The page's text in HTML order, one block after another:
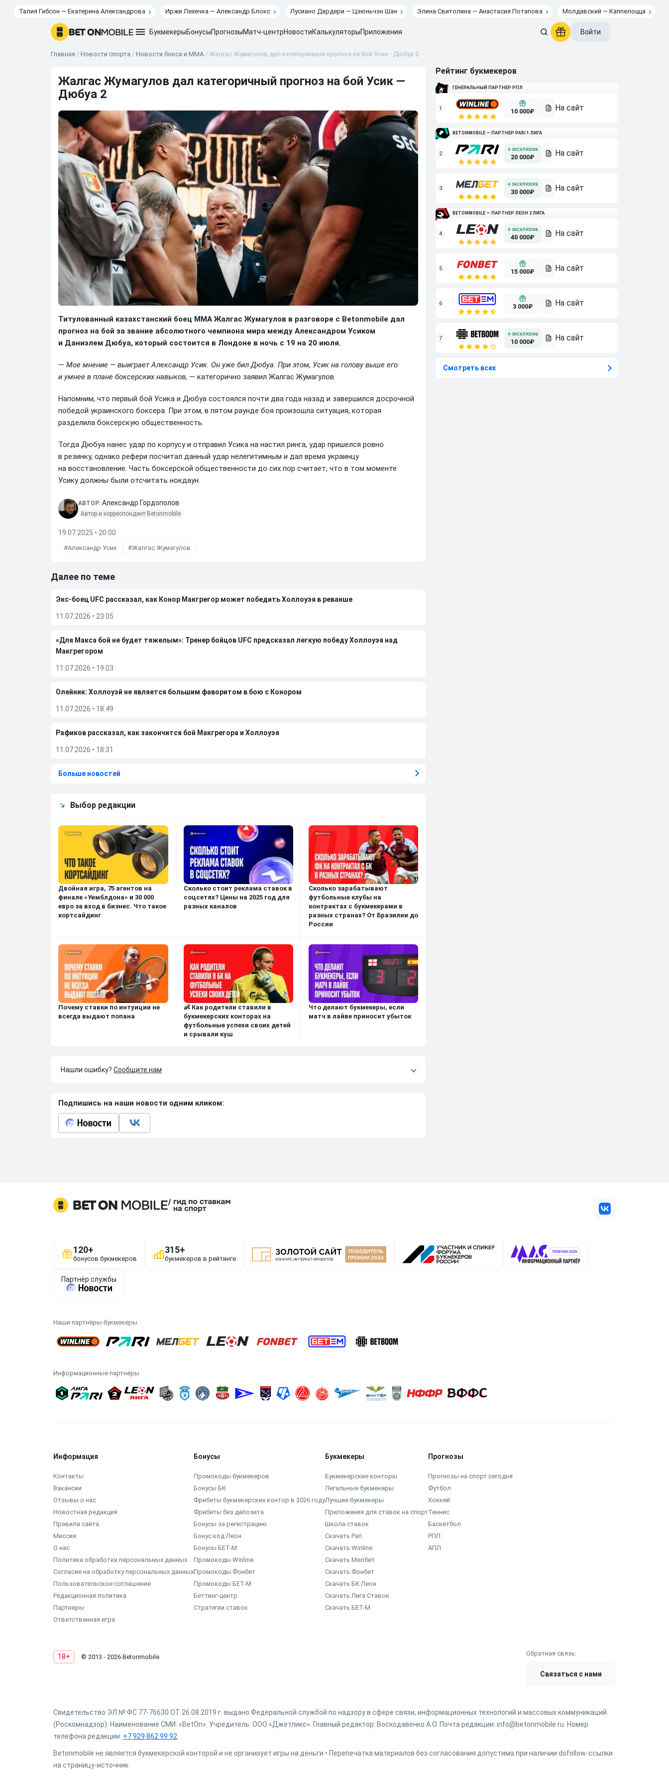
Талия Гибсон — Екатерина Александрова Иржи Лехечка — Александр Блокс Лусиано Дардери — Цзюньчэн Шан Элина Свитолина — Анастасия Потапова Молдавский — Каппелоцца
БукмекерыБонусыПрогнозыМатч-центрНовостиКалькуляторыПриложения Войти
Главная / Новости спорта / Новости бокса и ММА / Жалгас Жумагулов дал категоричный прогноз на бой Усик - Дюбуа 2
Жалгас Жумагулов дал категоричный прогноз на бой Усик —
Дюбуа 2
Титулованный казахстанский боец ММА Жалгас Жумагулов в разговоре с Betonmobile дал
прогноз на бой за звание абсолютного чемпиона мира между Александром Усиком
и Даниэлем Дюбуа, который состоится в Лондоне в ночь с 19 на 20 июля.
— Мое мнение — выиграет Александр Усик. Он уже бил Дюбуа. При этом, Усик на голову выше его
и умнее в плане боксерских навыков, — категорично заявил Жалгас Жумагулов.
Напомним, что первый бой Усика и Дюбуа состоялся почти два года назад и завершился досрочной
победой украинского боксера. При этом, в пятом раунде боя произошла ситуация, которая
разделила боксерскую общественность.
Тогда Дюбуа нанес удар по корпусу и отправил Усика на настил ринга, удар пришелся ровно
в резинку, однако рефери посчитал данный удар нелегитимным и дал время украинцу
на восстановление. Часть боксерской общественности до сих пор считает, что в том моменте
Усику должны были отсчитать нокдаун.
АВТОР: Александр Гордополов
Автор и корреспондент Betonmobile
19.07.2025 • 20:00
Александр Усик Жалгас Жумагулов
Далее по теме
Экс-боец UFC рассказал, как Конор Макгрегор может победить Холлоуэя в реванше
11.07.2026 • 23:05
«Для Макса бой не будет тяжелым»: Тренер бойцов UFC предсказал легкую победу Холлоуэя над
Макгрегором
11.07.2026 • 19:03
Олейник: Холлоуэй не является большим фаворитом в бою с Конором
11.07.2026 • 18:49
Рафиков рассказал, как закончится бой Макгрегора и Холлоуэя
11.07.2026 • 18:31
Больше новостей
Выбор редакции
Двойная игра, 75 агентов на
финале «Уимблдона» и 30 000
евро за вход в бизнес. Что такое
кортсайдинг
Сколько стоит реклама ставок в
соцсетях? Цены на 2025 год для
разных каналов
Сколько зарабатывают
футбольные клубы на
контрактах с букмекерами в
разных странах? От Бразилии до
России
Почему ставки по интуиции не
всегда выдают попана
👶 Как родители ставили в
букмекерских конторах на
футбольные успехи своих детей
и срывали куш
Что делают букмекеры, если
матч в лайве приносит убыток
Нашли ошибку? Сообщите нам
Подпишись на наши новости одним кликом:
Рейтинг букмекеров
ГЕНЕРАЛЬНЫЙ ПАРТНЕР РПЛ
1 10 000₽
BETONMOBILE — ПАРТНЕР PARI 1 ЛИГА
2 20 000₽
3 30 000₽
BETONMOBILE — ПАРТНЕР ЛЕОН 2 ЛИГА
4 40 000₽
5 15 000₽
6 3 000₽
7 10 000₽
Смотреть всех
Наши партнёры-букмекеры
Информационные партнёры
Информация
Контакты
Вакансии
Отзывы о нас
Новостная редакция
Правила сайта
Миссия
О нас
Политика обработки персональных данных
Согласие на обработку персональных данных
Пользовательское соглашение
Редакционная политика
Партнеры
Ответственная игра
Бонусы
Промокоды букмекеров
Бонусы БК
Фрибеты букмекерских контор в 2026 году
Фрибеты без депозита
Бонусы за регистрацию
Бонус код Леон
Бонусы БЕТ-М
Промокоды Winline
Промокоды Фонбет
Промокоды БЕТ-М
Беттинг-центр
Стратегии ставок
Букмекеры
Букмекерские конторы
Легальные букмекеры
Лучшие букмекеры
Приложения для ставок на спорт
Школа ставок
Скачать Pari
Скачать Winline
Скачать Мелбет
Скачать Фонбет
Скачать БК Леон
Скачать Лига Ставок
Скачать БЕТ-М
Прогнозы
Прогнозы на спорт сегодня
Футбол
Хоккей
Теннис
Баскетбол
РПЛ
АПЛ
18+ © 2013 - 2026 Betonmobile Обратная связь:
Связаться с нами
Свидетельство ЭЛ № ФС 77-76630 ОТ 26.08.2019 г. выдано Федеральной службой по надзору в сфере связи, информационных технологий и массовых коммуникаций
(Роскомнадзор). Наименование СМИ: «BetOn». Учредитель: ООО «Джетликс». Главный редактор: Воскодавенко А.О. Почта редакции: info@betonmobile.ru. Номер
телефона редакции: +7 929 862 99 92
Betonmobile не является букмекерской конторой и не организует игры на деньги • Перепечатка материалов без согласования допустима при наличии dofollow-ссылки
на страницу-источник